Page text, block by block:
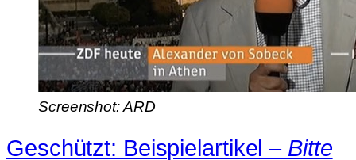
Screenshot: ARD
Geschützt: Beispielartikel – Bitte